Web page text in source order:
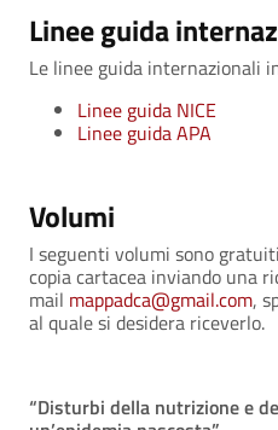
Linee guida
Le linee guida internazionali
Linee guida NICE
Linee guida APA
Volumi
I seguenti volumi sono
copia cartacea inviando una
mail mappadca@gmail.com,
al quale si desidera riceverlo.
“Disturbi della nutrizione e